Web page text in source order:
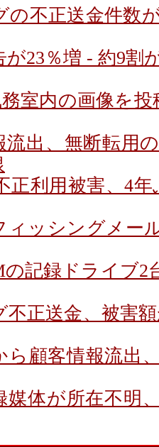
不正送金件数
23％増 - 約9割
室内の画像を
流出、無断転用
正利用被害、4
ィッシングメー
記録ドライブ2
正送金、被害
ら顧客情報流出
媒体が所在不明